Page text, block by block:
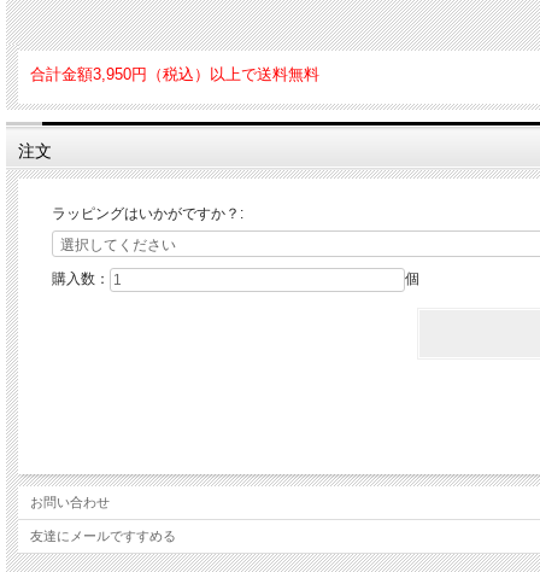
生きているインテリア「生け花+インテリアアート」
お花の楽しみ方を変える方法活け花の全く新しい提案。
花を見て心が和んだり、季節を感じて風流な気分を味合う。 そんな活け花の世界をキ
製造：日本
合計金額3,950円（税込）以上で送料無料
注文
ラッピングはいかがですか？:
購入数： 個
お問い合わせ
友達にメールですすめる